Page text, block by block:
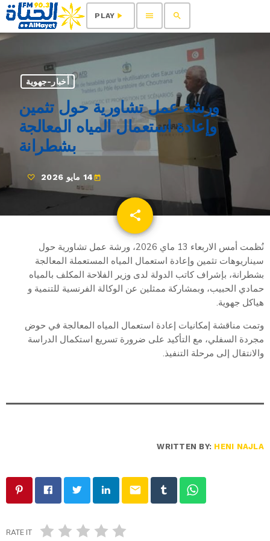
search
menu
play_arrow
PLAY
أخبار-جهوية
ورشة عمل تشاورية حول تثمين
وإعادة استعمال المياه المعالجة
بشطرانة
today 14 مايو 2026
share
email
نُظمت أمس الاربعاء 13 ماي 2026، ورشة عمل تشاورية حول
سيناريوهات تثمين وإعادة استعمال المياه المستعملة المعالجة
بشطرانة، بإشراف كاتب الدولة لدى وزير الفلاحة المكلف بالمياه
حمادي الحبيب، وبمشاركة ممثلين عن الوكالة الفرنسية للتنمية و
هياكل جهوية.
وتمت مناقشة إمكانيات إعادة استعمال المياه المعالجة في حوض
مجردة السفلي، مع التأكيد على ضرورة تسريع استكمال الدراسة
والانتقال إلى مرحلة التنفيذ.
WRITTEN BY: HENI NAJLA
email
RATE IT